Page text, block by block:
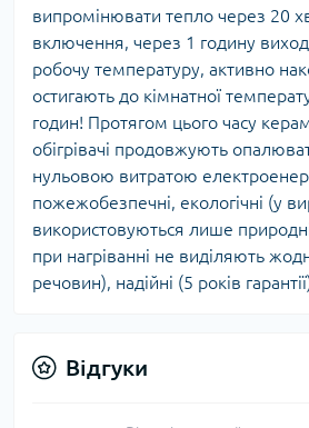
випромінювати тепло через 20
включення, через 1 годину
робочу температуру, активно
остигають до кімнатної
годин! Протягом цього часу
обігрівачі продовжують
нульовою витратою
пожежобезпечні, екологічні (у
використовуються лише
при нагріванні не виділяють
речовин), надійні (5 років
Відгуки